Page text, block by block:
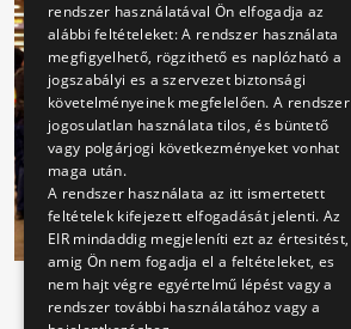
rendszer használatával Ön elfogadja az
alábbi feltételeket: A rendszer használata
megfigyelhető, rögzithető es naplózható a
jogszabályi es a szervezet biztonsági
követelményeinek megfelelően. A rendszer
jogosulatlan használata tilos, és büntető
vagy polgárjogi következményeket vonhat
maga után.
A rendszer használata az itt ismertetett
feltételek kifejezett elfogadását jelenti. Az
EIR mindaddig megjeleníti ezt az értesitést,
amig Ön nem fogadja el a feltételeket, es
nem hajt végre egyértelmű lépést vagy a
rendszer további használatához vagy a